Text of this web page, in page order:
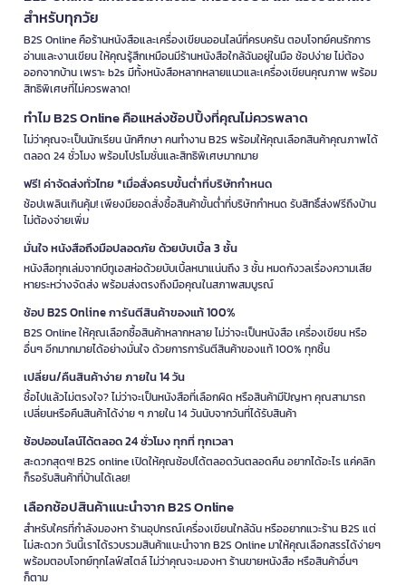
สำหรับทุกวัย
B2S Online คือร้านหนังสือและเครื่องเขียนออนไลน์ที่ครบครัน ตอบโจทย์คนรักการ
อ่านและงานเขียน ให้คุณรู้สึกเหมือนมีร้านหนังสือใกล้ฉันอยู่ในมือ ช้อปง่าย ไม่ต้อง
ออกจากบ้าน เพราะ b2s มีทั้งหนังสือหลากหลายแนวและเครื่องเขียนคุณภาพ พร้อม
สิทธิพิเศษที่ไม่ควรพลาด!
ทำไม B2S Online คือแหล่งช้อปปิ้งที่คุณไม่ควรพลาด
ไม่ว่าคุณจะเป็นนักเรียน นักศึกษา คนทำงาน B2S พร้อมให้คุณเลือกสินค้าคุณภาพได้
ตลอด 24 ชั่วโมง พร้อมโปรโมชั่นและสิทธิพิเศษมากมาย
ฟรี! ค่าจัดส่งทั่วไทย *เมื่อสั่งครบขั้นต่ำที่บริษัทกำหนด
ช้อปเพลินเกินคุ้ม! เพียงมียอดสั่งซื้อสินค้าขั้นต่ำที่บริษัทกำหนด รับสิทธิ์ส่งฟรีถึงบ้าน
ไม่ต้องจ่ายเพิ่ม
มั่นใจ หนังสือถึงมือปลอดภัย ด้วยบับเบิ้ล 3 ชั้น
หนังสือทุกเล่มจากบีทูเอสห่อด้วยบับเบิ้ลหนาแน่นถึง 3 ชั้น หมดกังวลเรื่องความเสีย
หายระหว่างจัดส่ง พร้อมส่งตรงถึงมือคุณในสภาพสมบูรณ์
ช้อป B2S Online การันตีสินค้าของแท้ 100%
B2S Online ให้คุณเลือกซื้อสินค้าหลากหลาย ไม่ว่าจะเป็นหนังสือ เครื่องเขียน หรือ
อื่นๆ อีกมากมายได้อย่างมั่นใจ ด้วยการการันตีสินค้าของแท้ 100% ทุกชิ้น
เปลี่ยน/คืนสินค้าง่าย ภายใน 14 วัน
ซื้อไปแล้วไม่ตรงใจ? ไม่ว่าจะเป็นหนังสือที่เลือกผิด หรือสินค้ามีปัญหา คุณสามารถ
เปลี่ยนหรือคืนสินค้าได้ง่าย ๆ ภายใน 14 วันนับจากวันที่ได้รับสินค้า
ช้อปออนไลน์ได้ตลอด 24 ชั่วโมง ทุกที่ ทุกเวลา
สะดวกสุดๆ! B2S online เปิดให้คุณช้อปได้ตลอดวันตลอดคืน อยากได้อะไร แค่คลิก
ก็รอรับสินค้าที่บ้านได้เลย!
เลือกช้อปสินค้าแนะนำจาก B2S Online
สำหรับใครที่กำลังมองหา ร้านอุปกรณ์เครื่องเขียนใกล้ฉัน หรืออยากแวะร้าน B2S แต่
ไม่สะดวก วันนี้เราได้รวบรวมสินค้าแนะนำจาก B2S Online มาให้คุณเลือกสรรได้ง่ายๆ
พร้อมตอบโจทย์ทุกไลฟ์สไตล์ ไม่ว่าคุณจะมองหา ร้านขายหนังสือ หรือสินค้าอื่นๆ
ก็ตาม